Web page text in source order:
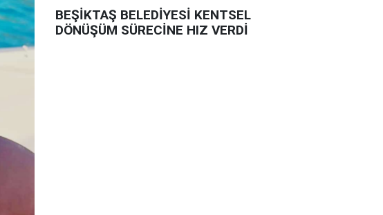
BEŞİKTAŞ BELEDİYESİ KENTSEL
DÖNÜŞÜM SÜRECİNE HIZ VERDİ